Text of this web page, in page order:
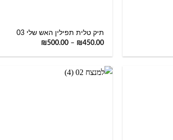
תיק טלית תפילין האש שלי 03
₪450.00
–
₪500.00